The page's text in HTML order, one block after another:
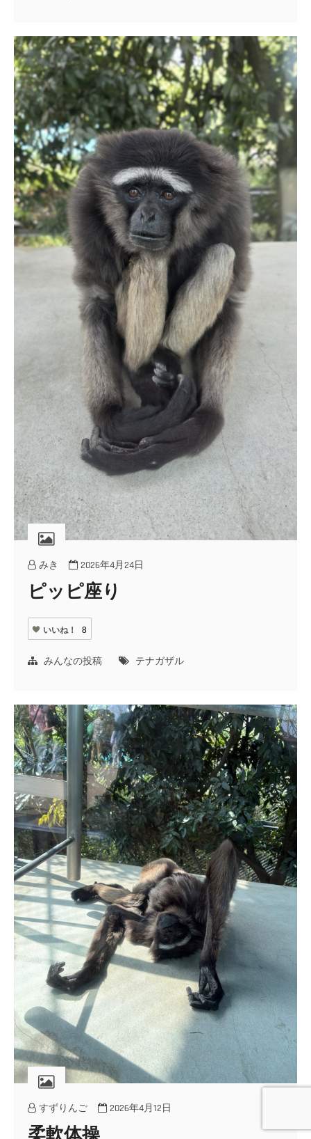
みき 2026年4月24日
ピッピ座り
いいね！ 8
みんなの投稿 テナガザル
すずりんご 2026年4月12日